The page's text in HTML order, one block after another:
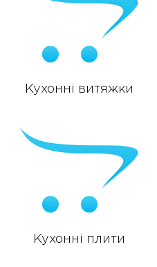
Кухонні витяжки
Кухонні плити